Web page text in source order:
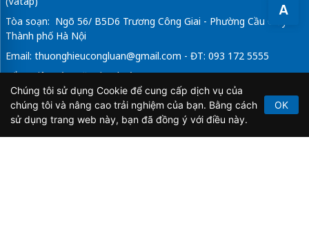
A
Tòa soạn: Ngõ 56/ B5D6 Trương Công Giai - Phường Cầu Giấy -
Thành phố Hà Nội
Email: thuonghieucongluan@gmail.com - ĐT: 093 172 5555
Tổng Biên Tập: Vũ Đức Thuận
Giấy phép hoạt động báo chí điện tử số 64/GP-BTTTT do Bộ
Thông tin và Truyền thông cấp ngày 21/2/2020.
Chúng tôi sử dụng Cookie để cung cấp dịch vụ của
chúng tôi và nâng cao trải nghiệm của bạn. Bằng cách
sử dụng trang web này, bạn đã đồng ý với điều này.
OK